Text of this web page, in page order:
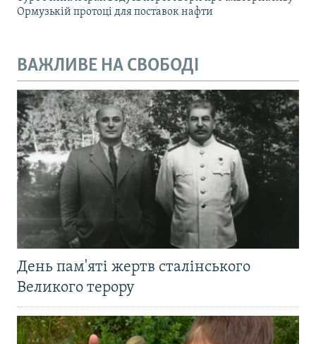
Ормузькій протоці для поставок нафти
ВАЖЛИВЕ НА СВОБОДІ
День пам'яті жертв сталінського
Великого терору